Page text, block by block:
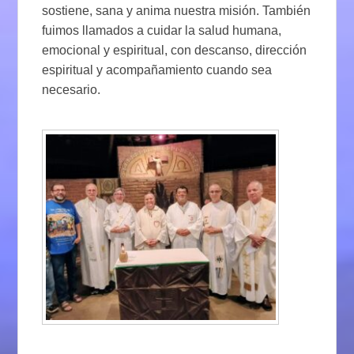
sostiene, sana y anima nuestra misión. También
fuimos llamados a cuidar la salud humana,
emocional y espiritual, con descanso, dirección
espiritual y acompañamiento cuando sea
necesario.